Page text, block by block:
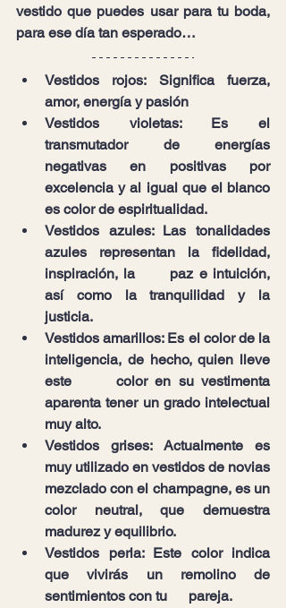
vestido que puedes usar para tu boda,
para ese día tan esperado…
Vestidos rojos: Significa fuerza,
amor, energía y pasión
Vestidos violetas: Es el
transmutador de energías
negativas en positivas por
excelencia y al igual que el blanco
es color de espiritualidad.
Vestidos azules: Las tonalidades
azules representan la fidelidad,
inspiración, la      paz e intuición,
así como la tranquilidad y la
justicia.
Vestidos amarillos: Es el color de la
inteligencia, de hecho, quien lleve
este      color en su vestimenta
aparenta tener un grado intelectual
muy alto.
Vestidos grises: Actualmente es
muy utilizado en vestidos de novias
mezclado con el champagne, es un
color neutral, que demuestra
madurez y equilibrio.
Vestidos perla: Este color indica
que vivirás un remolino de
sentimientos con tu      pareja.